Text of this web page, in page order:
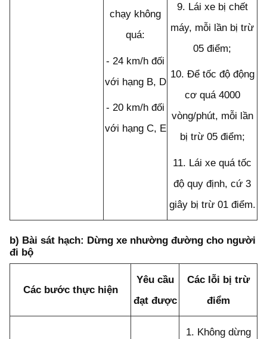
chạy không
quá:
- 24 km/h đối
với hạng B, D
- 20 km/h đối
với hạng C, E
9. Lái xe bị chết
máy, mỗi lần bị trừ
05 điểm;
10. Để tốc độ động
cơ quá 4000
vòng/phút, mỗi lần
bị trừ 05 điểm;
11. Lái xe quá tốc
độ quy định, cứ 3
giây bị trừ 01 điểm.
b) Bài sát hạch: Dừng xe nhường đường cho người
đi bộ
Các bước thực hiện
Yêu cầu
đạt được
Các lỗi bị trừ
điểm
1. Không dừng